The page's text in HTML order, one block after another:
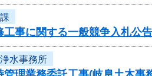
事に関する一般競争入札公
水事務所